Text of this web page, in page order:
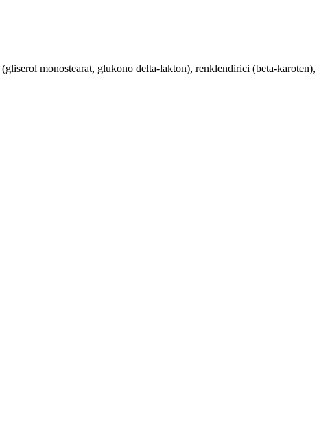
(gliserol monostearat, glukono delta-lakton), renklendirici (beta-karoten),